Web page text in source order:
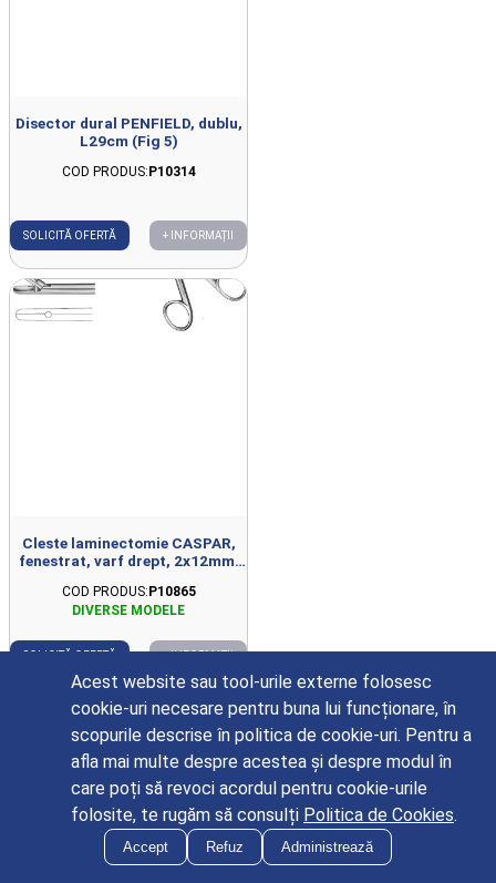
Disector dural PENFIELD, dublu,
L29cm (Fig 5)
COD PRODUS:P10314
SOLICITĂ OFERTĂ + INFORMAȚII
Cleste laminectomie CASPAR,
fenestrat, varf drept, 2x12mm,
COD PRODUS:P10865
SOLICITĂ OFERTĂ + INFORMAȚII
Acest website sau tool-urile externe folosesc
cookie-uri necesare pentru buna lui funcționare, în
scopurile descrise în politica de cookie-uri. Pentru a
afla mai multe despre acestea și despre modul în
care poți să revoci acordul pentru cookie-urile
folosite, te rugăm să consulți Politica de Cookies.
Accept Refuz Administrează